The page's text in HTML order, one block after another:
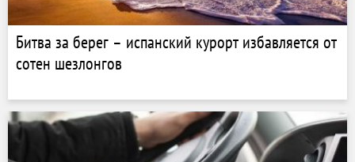
Битва за берег – испанский курорт избавляется от
сотен шезлонгов